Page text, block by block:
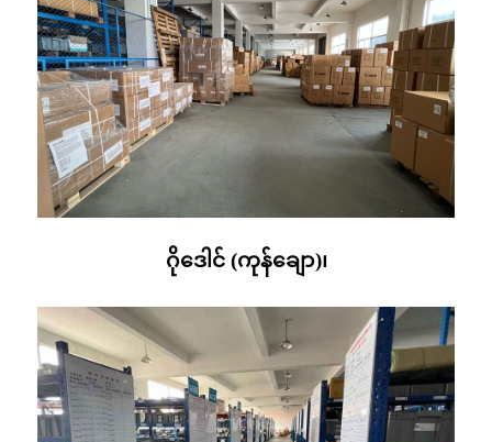
ဂိုဒေါင် (ကုန်ချော)၊